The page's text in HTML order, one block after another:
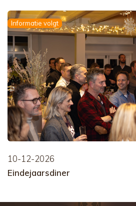
Informatie volgt
10-12-2026
Eindejaarsdiner